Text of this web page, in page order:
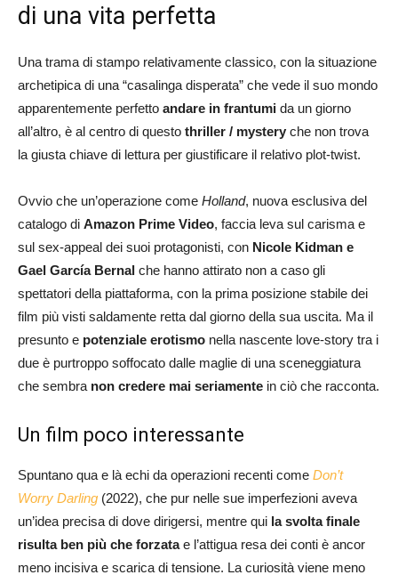
di una vita perfetta
Una trama di stampo relativamente classico, con la situazione
archetipica di una “casalinga disperata” che vede il suo mondo
apparentemente perfetto andare in frantumi da un giorno
all’altro, è al centro di questo thriller / mystery che non trova
la giusta chiave di lettura per giustificare il relativo plot-twist.
Ovvio che un’operazione come Holland, nuova esclusiva del
catalogo di Amazon Prime Video, faccia leva sul carisma e
sul sex-appeal dei suoi protagonisti, con Nicole Kidman e
Gael García Bernal che hanno attirato non a caso gli
spettatori della piattaforma, con la prima posizione stabile dei
film più visti saldamente retta dal giorno della sua uscita. Ma il
presunto e potenziale erotismo nella nascente love-story tra i
due è purtroppo soffocato dalle maglie di una sceneggiatura
che sembra non credere mai seriamente in ciò che racconta.
Un film poco interessante
Spuntano qua e là echi da operazioni recenti come Don’t
Worry Darling (2022), che pur nelle sue imperfezioni aveva
un’idea precisa di dove dirigersi, mentre qui la svolta finale
risulta ben più che forzatae l’attigua resa dei conti è ancor
meno incisiva e scarica di tensione. La curiosità viene meno